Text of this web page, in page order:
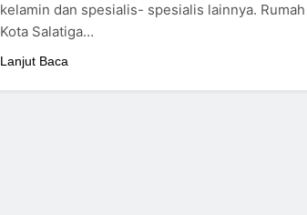
kelamin dan spesialis- spesialis lainnya.
Kota Salatiga…
Lanjut Baca